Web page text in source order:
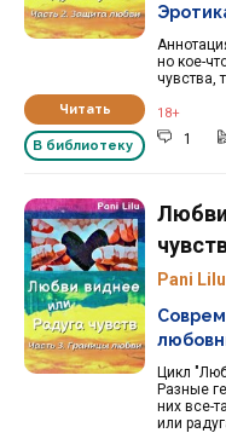
Читать
В библиотеку
но кое-
чувства,
18+
1
Любви
Pani Lilu
Цикл
Разные
них все-
или